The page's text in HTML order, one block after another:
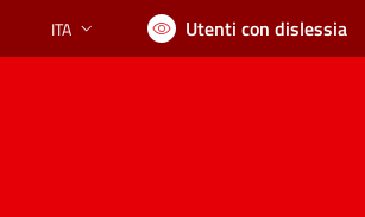
Lingua attiva:
ITA Utenti con dislessia